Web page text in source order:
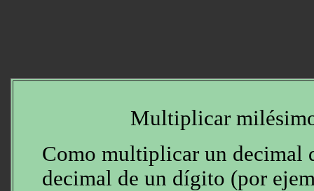
Multiplicar
Como multiplicar un decimal
decimal de un dígito (por